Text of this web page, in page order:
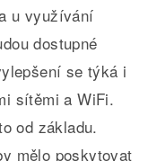
u využívání
dostupné
se týká i
sítěmi a WiFi.
od základu.
mělo poskytovat